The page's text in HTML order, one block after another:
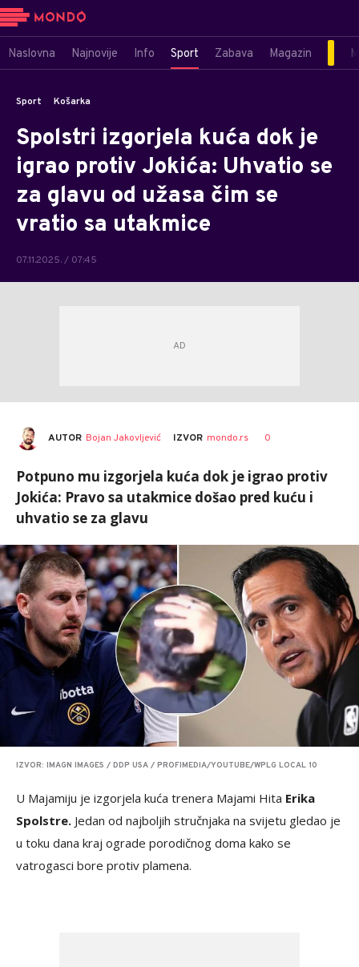
Naslovna Najnovije Info Sport Zabava Magazin
Sport Košarka
Spolstri izgorjela kuća dok je
igrao protiv Jokića: Uhvatio se
za glavu od užasa čim se
vratio sa utakmice
07.11.2025. / 07:45
AUTOR Bojan Jakovljević IZVOR mondo.rs 0
Potpuno mu izgorjela kuća dok je igrao protiv
Jokića: Pravo sa utakmice došao pred kuću i
uhvatio se za glavu
IZVOR: IMAGN IMAGES / DDP USA / PROFIMEDIA/YOUTUBE/WPLG LOCAL 10
U Majamiju je izgorjela kuća trenera Majami Hita Erika
Spolstre. Jedan od najboljih stručnjaka na svijetu gledao je
u toku dana kraj ograde porodičnog doma kako se
vatrogasci bore protiv plamena.